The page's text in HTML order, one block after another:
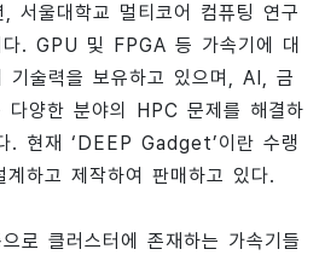
서울대학교 멀티코어 컴퓨팅 연구
다. GPU 및 FPGA 등 가속기에 대
기술력을 보유하고 있으며, AI, 금
양한 분야의 HPC 문제를 해결하
. 현재 ‘DEEP Gadget’이란 수랭
하고 제작하여 판매하고 있다.
로 클러스터에 존재하는 가속기들